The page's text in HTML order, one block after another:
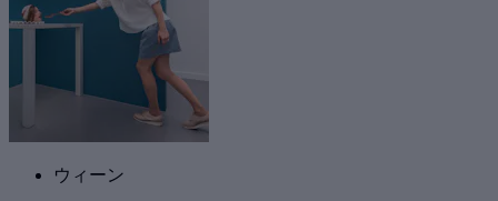
ウィーン